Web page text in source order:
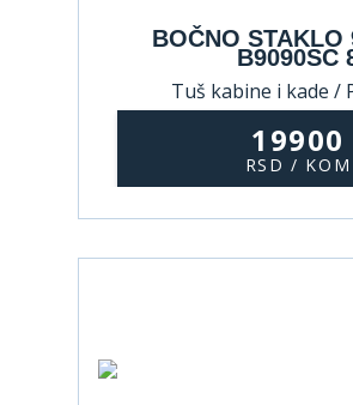
BOČNO STAKLO
B9090SC
Tuš kabine i kade /
19900
RSD / KOM